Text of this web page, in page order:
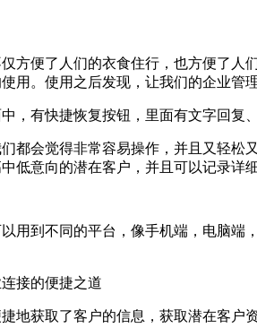
便了人们的衣食住行，也方便了人们
用。使用之后发现，让我们的企业管
，有快捷恢复按钮，里面有文字回复
会觉得非常容易操作，并且又轻松
低意向的潜在客户，并且可以记录详
到不同的平台，像手机端，电脑端
接的便捷之道
获取了客户的信息，获取潜在客户资